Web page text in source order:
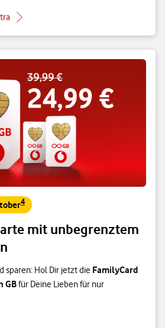
4
mit unbegrenztem
sparen: Hol Dir jetzt die FamilyCard
GBfür Deine Lieben für nur
Angebotspreis 24,99 € pro Monat